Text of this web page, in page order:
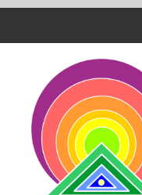
PCR-Test
Aktuelles
Impfstoff